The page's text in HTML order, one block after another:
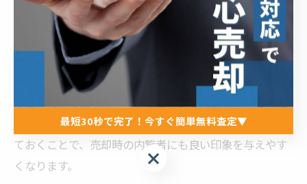
結するためです。
具体的には、耐塩性の高い塗料を選び、定期的に外壁塗
装を行うことが推奨されます。また、ベランダや階段の
手すりなど鉄部には防錆塗料の塗布や、亜鉛メッキ加工
などの施工を施すことで、塩害による腐食リスクを大幅
に抑えることが可能です。これらの対策を事前に実施し
ておくことで、売却時の内覧者にも良い印象を与えやす
くなります。
最短30秒で完了！今すぐ簡単無料査定▼
最短30秒で完了！今すぐ簡単無料査定▼